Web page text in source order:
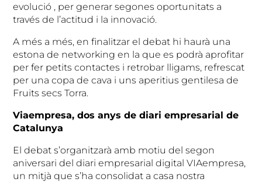
evolució , per generar segones oportunitats a
través de l’actitud i la innovació.
A més a més, en finalitzar el debat hi haurà una
estona de networking en la que es podrà aprofitar
per fer petits contactes i retrobar lligams, refrescat
per una copa de cava i uns aperitius gentilesa de
Fruits secs Torra.
Viaempresa, dos anys de diari empresarial de
Catalunya
El debat s’organitzarà amb motiu del segon
aniversari del diari empresarial digital VIAempresa,
un mitjà que s’ha consolidat a casa nostra